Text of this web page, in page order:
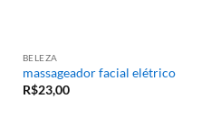
BELEZA
massageador facial elétrico
R$23,00